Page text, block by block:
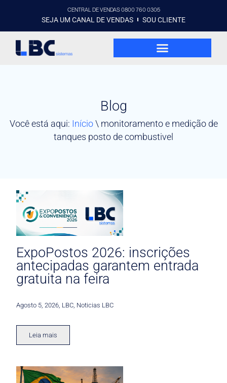
CENTRAL DE VENDAS 0800 760 0305
SEJA UM CANAL DE VENDAS SOU CLIENTE
Blog
Você está aqui: Início\ monitoramento e medição de
tanques posto de combustivel
ExpoPostos 2026: inscrições
antecipadas garantem entrada
gratuita na feira
Agosto 5, 2026 LBC Noticias LBC
Leia mais